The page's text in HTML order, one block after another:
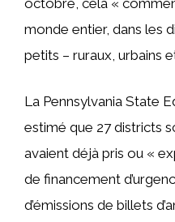
monde entier, dans les
petits – ruraux, urbains
La Pennsylvania State
estimé que 27 districts
avaient déjà pris ou «
de financement
d’émissions de billets